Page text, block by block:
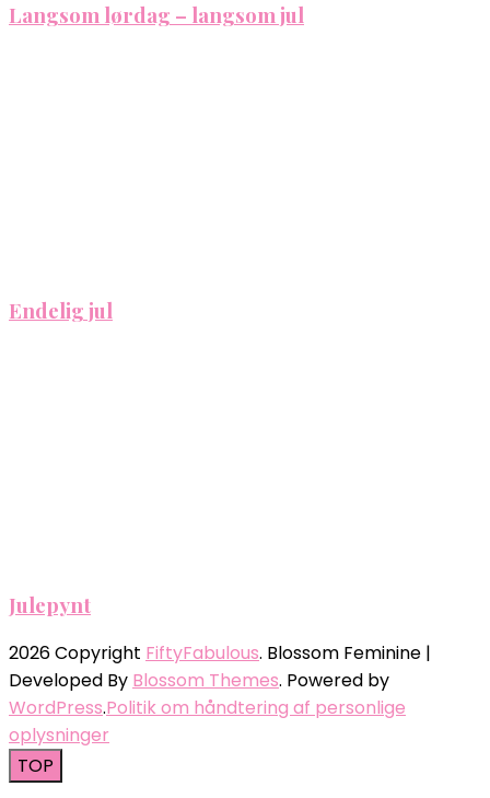
Langsom lørdag – langsom jul
Endelig jul
Julepynt
2026 Copyright FiftyFabulous. Blossom Feminine |
Developed By Blossom Themes. Powered by
WordPress.Politik om håndtering af personlige
oplysninger
TOP